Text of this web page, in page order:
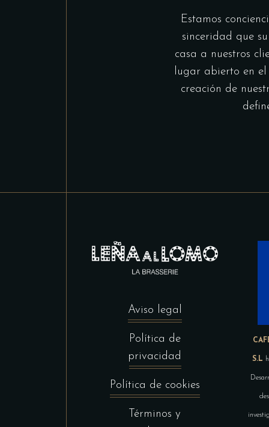
Estamos
sinceridad que
casa a nuestros
lugar abierto en
creación de
Aviso legal
Política de
privacidad
Política de cookies
Términos y
S.L